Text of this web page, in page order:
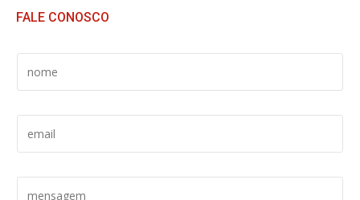
FALE CONOSCO
U
N
*
U
E